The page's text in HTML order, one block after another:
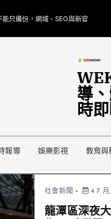
只備份，網域、SEO與新官
翁
導
時
報導 娛樂影視 教育與
社會新聞 4 7
龍潭區深夜